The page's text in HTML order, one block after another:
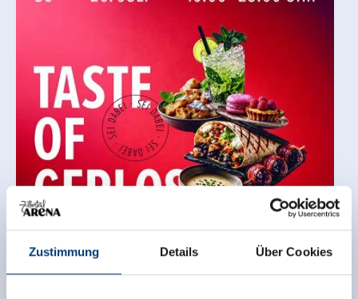
Zustimmung Details Über Cookies